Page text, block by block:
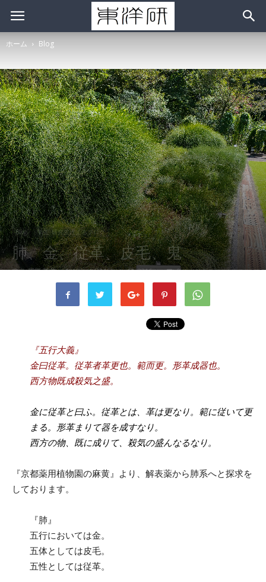
ホーム Blog
Blog 学生･研究生によるブログ
肺、金、従革、皮毛、鬼
書者 稲垣 英伸 - 2019年10月11日 2216 0
『五行大義』
金曰従革。従革者革更也。範而更。形革成器也。
西方物既成殺気之盛。
金に従革と曰ふ。従革とは、革は更なり。範に従いて更
まる。形革まりて器を成すなり。
西方の物、既に成りて、殺気の盛んなるなり。
『京都薬用植物園の麻黄』より、解表薬から肺系へと探求を
しております。
『肺』
五行においては金。
五体としては皮毛。
五性としては従革。